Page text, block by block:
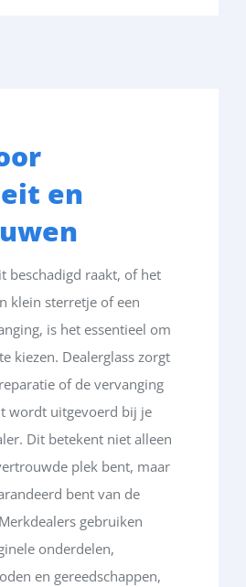
en
beschadigd raakt, of het
klein sterretje of een
, is het essentieel om
te kiezen. Dealerglass zorgt
reparatie of de vervanging
wordt uitgevoerd bij je
. Dit betekent niet alleen
ouwde plek bent, maar
deerd bent van de
Merkdealers gebruiken
onderdelen,
en gereedschappen,